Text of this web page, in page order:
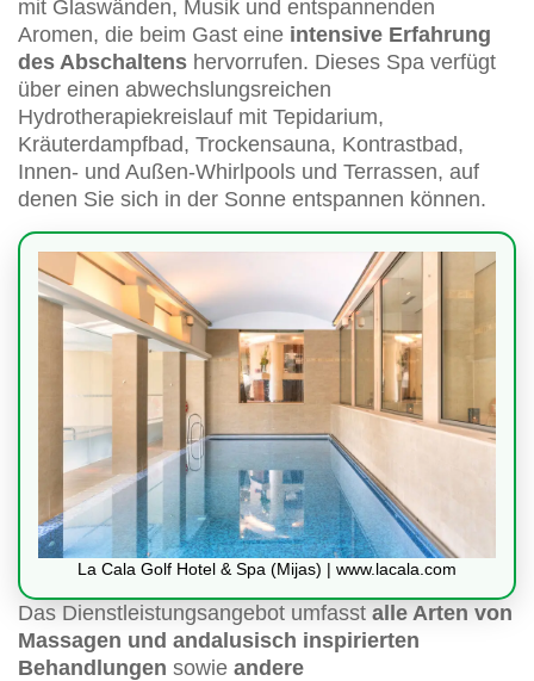
mit Glaswänden, Musik und entspannenden
Aromen, die beim Gast eine intensive Erfahrung
des Abschaltens hervorrufen. Dieses Spa verfügt
über einen abwechslungsreichen
Hydrotherapiekreislauf mit Tepidarium,
Kräuterdampfbad, Trockensauna, Kontrastbad,
Innen- und Außen-Whirlpools und Terrassen, auf
denen Sie sich in der Sonne entspannen können.
La Cala Golf Hotel & Spa (Mijas) | www.lacala.com
Das Dienstleistungsangebot umfasst alle Arten von
Massagen und andalusisch inspirierten
Behandlungen sowie andere